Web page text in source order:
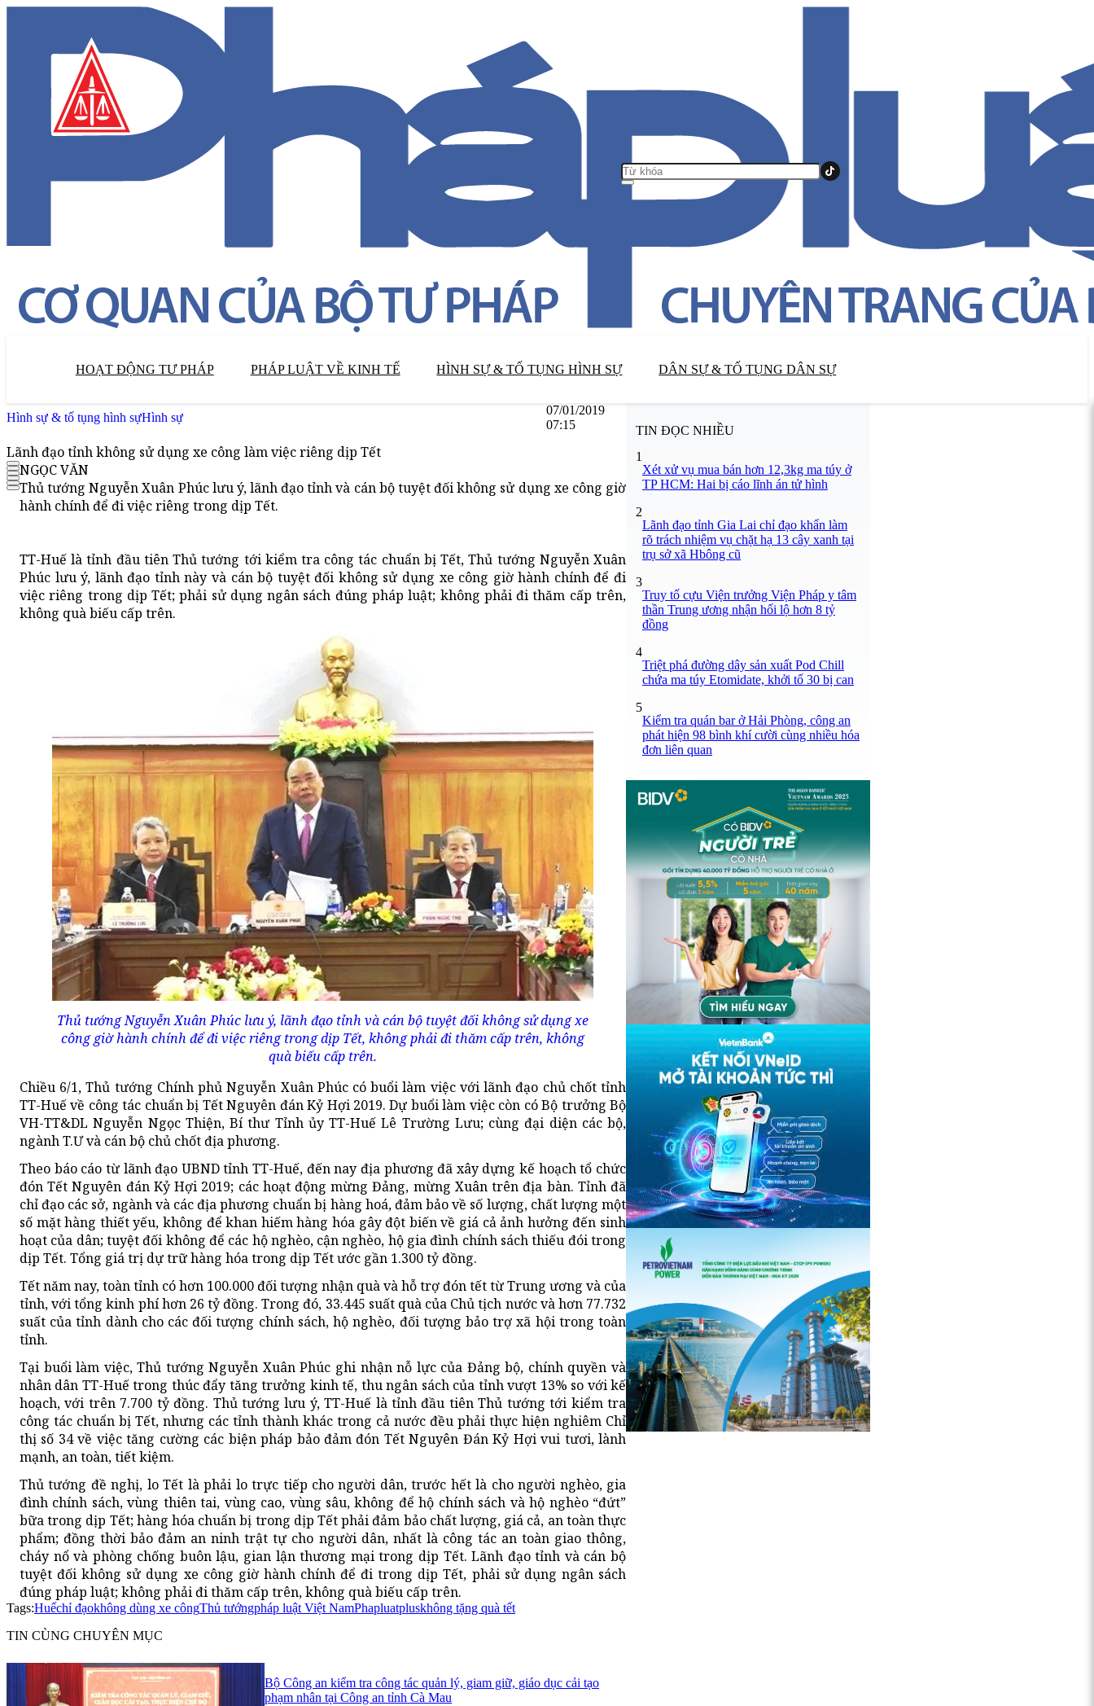
HOẠT ĐỘNG TƯ PHÁP PHÁP LUẬT VỀ KINH TẾ HÌNH SỰ & TỐ TỤNG HÌNH SỰ DÂN SỰ & TỐ TỤNG DÂN SỰ
Hình sự & tố tụng hình sựHình sự
07/01/2019
07:15
Lãnh đạo tỉnh không sử dụng xe công làm việc riêng dịp Tết
NGỌC VĂN
Thủ tướng Nguyễn Xuân Phúc lưu ý, lãnh đạo tỉnh và cán bộ tuyệt đối không sử dụng xe công giờ
hành chính để đi việc riêng trong dịp Tết.
TT-Huế là tỉnh đầu tiên Thủ tướng tới kiểm tra công tác chuẩn bị Tết, Thủ tướng Nguyễn Xuân
Phúc lưu ý, lãnh đạo tỉnh này và cán bộ tuyệt đối không sử dụng xe công giờ hành chính để đi
việc riêng trong dịp Tết; phải sử dụng ngân sách đúng pháp luật; không phải đi thăm cấp trên,
không quà biếu cấp trên.
Thủ tướng Nguyễn Xuân Phúc lưu ý, lãnh đạo tỉnh và cán bộ tuyệt đối không sử dụng xe
công giờ hành chính để đi việc riêng trong dịp Tết, không phải đi thăm cấp trên, không
quà biếu cấp trên.
Chiều 6/1, Thủ tướng Chính phủ Nguyễn Xuân Phúc có buổi làm việc với lãnh đạo chủ chốt tỉnh
TT-Huế về công tác chuẩn bị Tết Nguyên đán Kỷ Hợi 2019. Dự buổi làm việc còn có Bộ trưởng Bộ
VH-TT&DL Nguyễn Ngọc Thiện, Bí thư Tỉnh ủy TT-Huế Lê Trường Lưu; cùng đại diện các bộ,
ngành T.Ư và cán bộ chủ chốt địa phương.
Theo báo cáo từ lãnh đạo UBND tỉnh TT-Huế, đến nay địa phương đã xây dựng kế hoạch tổ chức
đón Tết Nguyên đán Kỷ Hợi 2019; các hoạt động mừng Đảng, mừng Xuân trên địa bàn. Tỉnh đã
chỉ đạo các sở, ngành và các địa phương chuẩn bị hàng hoá, đảm bảo về số lượng, chất lượng một
số mặt hàng thiết yếu, không để khan hiếm hàng hóa gây đột biến về giá cả ảnh hưởng đến sinh
hoạt của dân; tuyệt đối không để các hộ nghèo, cận nghèo, hộ gia đình chính sách thiếu đói trong
dịp Tết. Tổng giá trị dự trữ hàng hóa trong dịp Tết ước gần 1.300 tỷ đồng.
Tết năm nay, toàn tỉnh có hơn 100.000 đối tượng nhận quà và hỗ trợ đón tết từ Trung ương và của
tỉnh, với tổng kinh phí hơn 26 tỷ đồng. Trong đó, 33.445 suất quà của Chủ tịch nước và hơn 77.732
suất của tỉnh dành cho các đối tượng chính sách, hộ nghèo, đối tượng bảo trợ xã hội trong toàn
tỉnh.
Tại buổi làm việc, Thủ tướng Nguyễn Xuân Phúc ghi nhận nỗ lực của Đảng bộ, chính quyền và
nhân dân TT-Huế trong thúc đẩy tăng trưởng kinh tế, thu ngân sách của tỉnh vượt 13% so với kế
hoạch, với trên 7.700 tỷ đồng. Thủ tướng lưu ý, TT-Huế là tỉnh đầu tiên Thủ tướng tới kiểm tra
công tác chuẩn bị Tết, nhưng các tỉnh thành khác trong cả nước đều phải thực hiện nghiêm Chỉ
thị số 34 về việc tăng cường các biện pháp bảo đảm đón Tết Nguyên Đán Kỷ Hợi vui tươi, lành
mạnh, an toàn, tiết kiệm.
Thủ tướng đề nghị, lo Tết là phải lo trực tiếp cho người dân, trước hết là cho người nghèo, gia
đình chính sách, vùng thiên tai, vùng cao, vùng sâu, không để hộ chính sách và hộ nghèo “đứt”
bữa trong dịp Tết; hàng hóa chuẩn bị trong dịp Tết phải đảm bảo chất lượng, giá cả, an toàn thực
phẩm; đồng thời bảo đảm an ninh trật tự cho người dân, nhất là công tác an toàn giao thông,
cháy nổ và phòng chống buôn lậu, gian lận thương mại trong dịp Tết. Lãnh đạo tỉnh và cán bộ
tuyệt đối không sử dụng xe công giờ hành chính để đi trong dịp Tết, phải sử dụng ngân sách
đúng pháp luật; không phải đi thăm cấp trên, không quà biếu cấp trên.
Tags:Huếchỉ đạokhông dùng xe côngThủ tướngpháp luật Việt NamPhapluatpluskhông tặng quà tết
TIN CÙNG CHUYÊN MỤC
Bộ Công an kiểm tra công tác quản lý, giam giữ, giáo dục cải tạo
phạm nhân tại Công an tỉnh Cà Mau
TIN ĐỌC NHIỀU
1
Xét xử vụ mua bán hơn 12,3kg ma túy ở
TP HCM: Hai bị cáo lĩnh án tử hình
2
Lãnh đạo tỉnh Gia Lai chỉ đạo khẩn làm
rõ trách nhiệm vụ chặt hạ 13 cây xanh tại
trụ sở xã Hbông cũ
3
Truy tố cựu Viện trưởng Viện Pháp y tâm
thần Trung ương nhận hối lộ hơn 8 tỷ
đồng
4
Triệt phá đường dây sản xuất Pod Chill
chứa ma túy Etomidate, khởi tố 30 bị can
5
Kiểm tra quán bar ở Hải Phòng, công an
phát hiện 98 bình khí cười cùng nhiều hóa
đơn liên quan